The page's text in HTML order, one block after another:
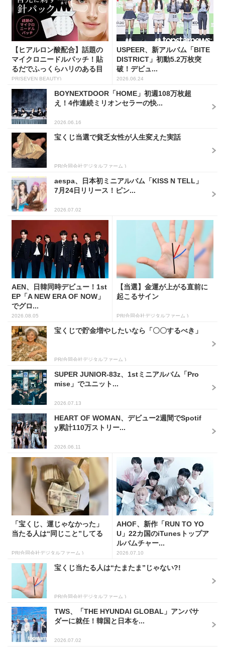
【ヒアルロン酸配合】話題の
マイクロニードルパッチ！貼
るだでふっくらハリのある目
元...
PR(SEVEN BEAUTY)
USPEER、新アルバム「BITE
DISTRICT」初動5.2万枚突
破！デビュ...
2026.06.24
BOYNEXTDOOR「HOME」初週108万枚超
え！4作連続ミリオンセラーの快...
2026.06.16
宝くじ当選で貧乏女性が人生変えた実話
PR(合同会社デジタルファーム )
aespa、日本初ミニアルバム「KISS N TELL」
7月24日リリース！ピン...
2026.07.02
AEN、日韓同時デビュー！1st
EP「A NEW ERA OF NOW」
でグロ...
2026.08.05
【当選】金運が上がる直前に
起こるサイン
PR(合同会社デジタルファーム )
宝くじで貯金増やしたいなら「〇〇するべき」
PR(合同会社デジタルファーム )
SUPER JUNIOR-83z、1stミニアルバム「Pro
mise」でユニット...
2026.07.13
HEART OF WOMAN、デビュー2週間でSpotif
y累計110万ストリー...
2026.06.11
「宝くじ、運じゃなかった」
当たる人は“同じこと”してる
PR(合同会社デジタルファーム )
AHOF、新作「RUN TO YO
U」22カ国のiTunesトップア
ルバムチャー...
2026.07.10
宝くじ当たる人は“たまたま”じゃない?!
PR(合同会社デジタルファーム )
TWS、「THE HYUNDAI GLOBAL」アンバサ
ダーに就任！韓国と日本を...
2026.07.02